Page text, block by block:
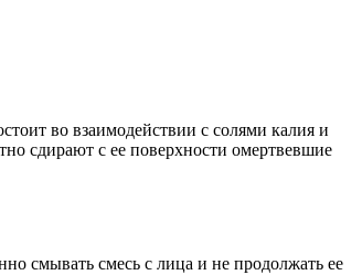
во взаимодействии с солями калия и
сдирают с ее поверхности омертвевшие
смывать смесь с лица и не продолжать ее